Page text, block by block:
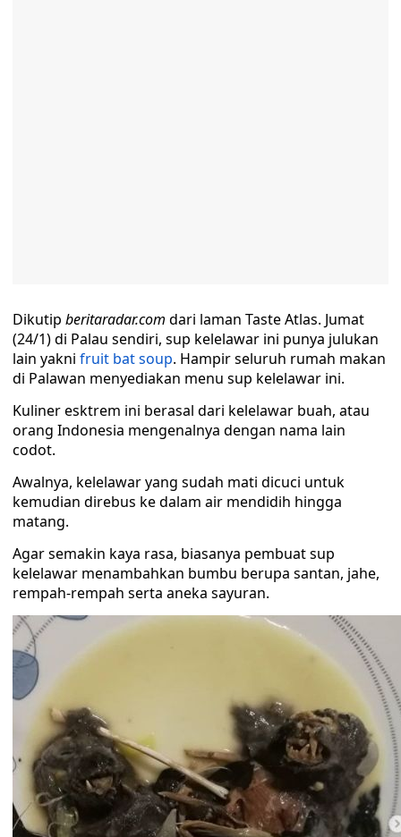
Dikutip beritaradar.com dari laman Taste Atlas. Jumat
(24/1) di Palau sendiri, sup kelelawar ini punya julukan
lain yakni fruit bat soup. Hampir seluruh rumah makan
di Palawan menyediakan menu sup kelelawar ini.
Kuliner esktrem ini berasal dari kelelawar buah, atau
orang Indonesia mengenalnya dengan nama lain
codot.
Awalnya, kelelawar yang sudah mati dicuci untuk
kemudian direbus ke dalam air mendidih hingga
matang.
Agar semakin kaya rasa, biasanya pembuat sup
kelelawar menambahkan bumbu berupa santan, jahe,
rempah-rempah serta aneka sayuran.